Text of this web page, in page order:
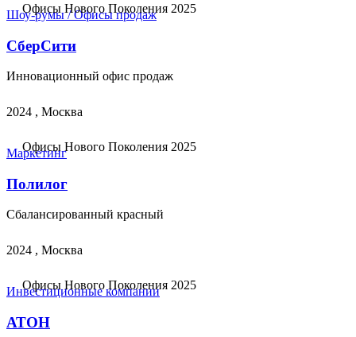
Офисы Нового Поколения 2025
Шоу-румы / Офисы продаж
СберСити
Инновационный офис продаж
2024 , Москва
Офисы Нового Поколения 2025
Маркетинг
Полилог
Сбалансированный красный
2024 , Москва
Офисы Нового Поколения 2025
Инвестиционные компании
АТОН